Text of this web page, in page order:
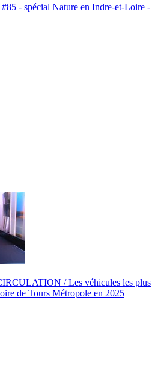
- spécial Nature en Indre-et-Loire -
/ Les véhicules les plus
de Tours Métropole en 2025